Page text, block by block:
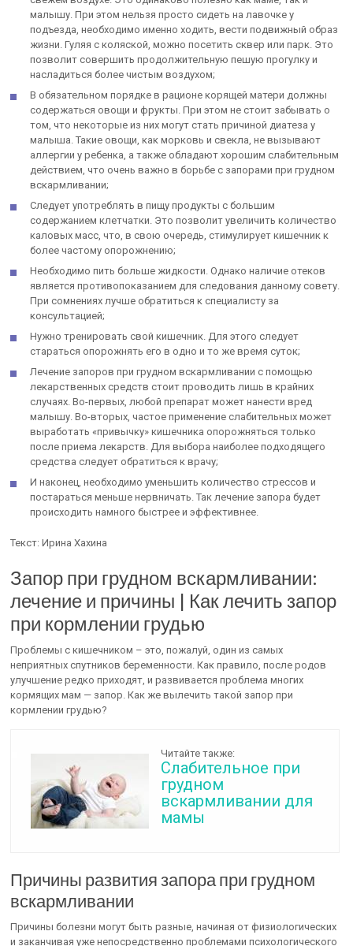
малышу. При этом нельзя просто сидеть на лавочке у
подъезда, необходимо именно ходить, вести подвижный образ
жизни. Гуляя с коляской, можно посетить сквер или парк. Это
позволит совершить продолжительную пешую прогулку и
насладиться более чистым воздухом;
В обязательном порядке в рационе корящей матери должны
содержаться овощи и фрукты. При этом не стоит забывать о
том, что некоторые из них могут стать причиной диатеза у
малыша. Такие овощи, как морковь и свекла, не вызывают
аллергии у ребенка, а также обладают хорошим слабительным
действием, что очень важно в борьбе с запорами при грудном
вскармливании;
Следует употреблять в пищу продукты с большим
содержанием клетчатки. Это позволит увеличить количество
каловых масс, что, в свою очередь, стимулирует кишечник к
более частому опорожнению;
Необходимо пить больше жидкости. Однако наличие отеков
является противопоказанием для следования данному совету.
При сомнениях лучше обратиться к специалисту за
консультацией;
Нужно тренировать свой кишечник. Для этого следует
стараться опорожнять его в одно и то же время суток;
Лечение запоров при грудном вскармливании с помощью
лекарственных средств стоит проводить лишь в крайних
случаях. Во-первых, любой препарат может нанести вред
малышу. Во-вторых, частое применение слабительных может
выработать «привычку» кишечника опорожняться только
после приема лекарств. Для выбора наиболее подходящего
средства следует обратиться к врачу;
И наконец, необходимо уменьшить количество стрессов и
постараться меньше нервничать. Так лечение запора будет
происходить намного быстрее и эффективнее.
Текст: Ирина Хахина
Запор при грудном вскармливании:
лечение и причины | Как лечить запор
при кормлении грудью
Проблемы с кишечником – это, пожалуй, один из самых
неприятных спутников беременности. Как правило, после родов
улучшение редко приходят, и развивается проблема многих
кормящих мам — запор. Как же вылечить такой запор при
кормлении грудью?
Читайте также:
Слабительное при
грудном
вскармливании для
мамы
Причины развития запора при грудном
вскармливании
Причины болезни могут быть разные, начиная от физиологических
и заканчивая уже непосредственно проблемами психологического